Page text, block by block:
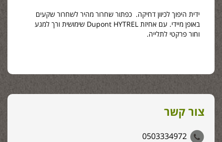
ידית היפוך לכיוון דחיקה. כפתור שחרור מהיר לשחרור שקעים
באופן מיידי.
עם אחיזת Dupont HYTREL שימושית ורך למגע
וחור פרקטי לתלייה.
צור קשר
0503334972